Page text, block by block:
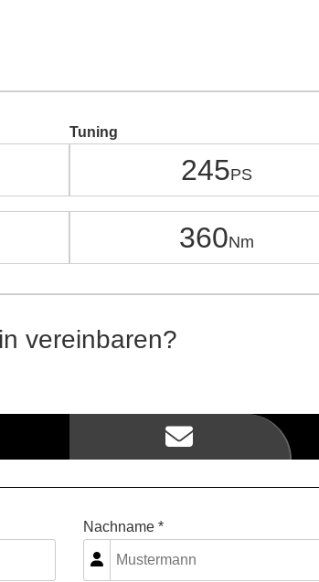
Tuning
245
360
vereinbaren?
Nachname *